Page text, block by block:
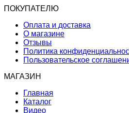
ПОКУПАТЕЛЮ
Оплата и доставка
О магазине
Отзывы
Политика
Пользовательское
МАГАЗИН
Главная
Каталог
Видео